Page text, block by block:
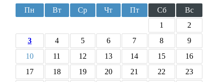
Пн Вт Ср Чт Пт Сб
Вс
1
2
3
4 5 6 7 8
9
10
11 12 13 14 15
16
17
18 19 20 21 22
23